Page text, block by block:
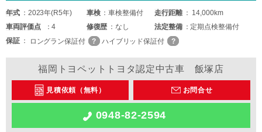
年式 2023年(R5年) 車検 車検整備付 走行距離
14,000km
車両評価点 4 修復歴 なし 法定整備
定期点検整備付
保証
ロングラン保証付 ハイブリッド保証付
福岡トヨペットトヨタ認定中古車 飯塚店
見積依頼（無料） お問合せ
0948-82-2594